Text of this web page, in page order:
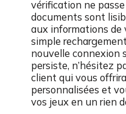
vérification ne
documents sont
aux informations de
simple
nouvelle connexion
persiste, n’hésitez
client qui vous
personnalisées et
vos jeux en un rien